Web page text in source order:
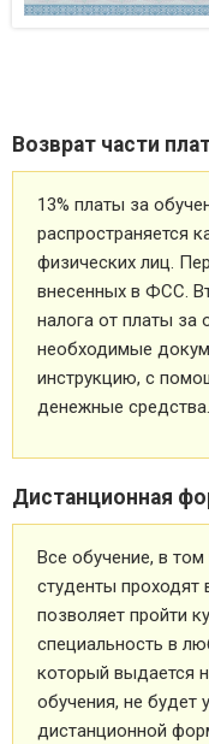
Возврат части
13% платы за
распространяется
физических лиц.
внесенных в ФСС.
налога от платы за
необходимые
инструкцию, с
денежные средства.
Дистанционная
Все обучение, в том
студенты
позволяет пройти
специальность в
который выдается
обучения, не будет
дистанционной